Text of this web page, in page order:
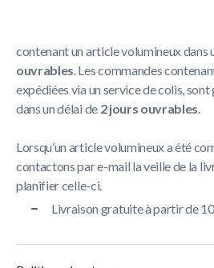
contenant un article volumineux dans
ouvrables. Les commandes
expédiées via un service de colis,
dans un délai de 2 jours ouvrables.
Lorsqu’un article volumineux a été
contactons par e-mail la veille de la
planifier celle-ci.
Livraison gratuite à partir de